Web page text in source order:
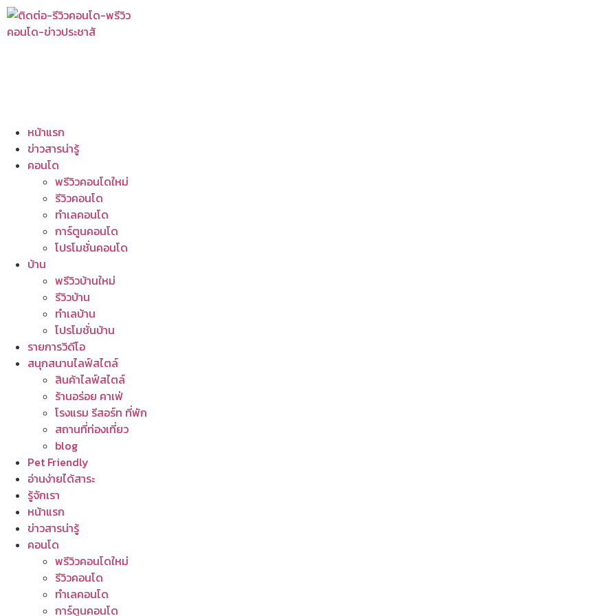
หน้าแรก
ข่าวสารน่ารู้
คอนโด
พรีวิวคอนโดใหม่
รีวิวคอนโด
ทำเลคอนโด
การ์ตูนคอนโด
โปรโมชั่นคอนโด
บ้าน
พรีวิวบ้านใหม่
รีวิวบ้าน
ทำเลบ้าน
โปรโมชั่นบ้าน
รายการวิดีโอ
สนุกสนานไลฟ์สไตล์
สินค้าไลฟ์สไตล์
ร้านอร่อย คาเฟ่
โรงแรม รีสอร์ท ที่พัก
สถานที่ท่องเที่ยว
blog
Pet Friendly
อ่านง่ายได้สาระ
รู้จักเรา
หน้าแรก
ข่าวสารน่ารู้
คอนโด
พรีวิวคอนโดใหม่
รีวิวคอนโด
ทำเลคอนโด
การ์ตูนคอนโด